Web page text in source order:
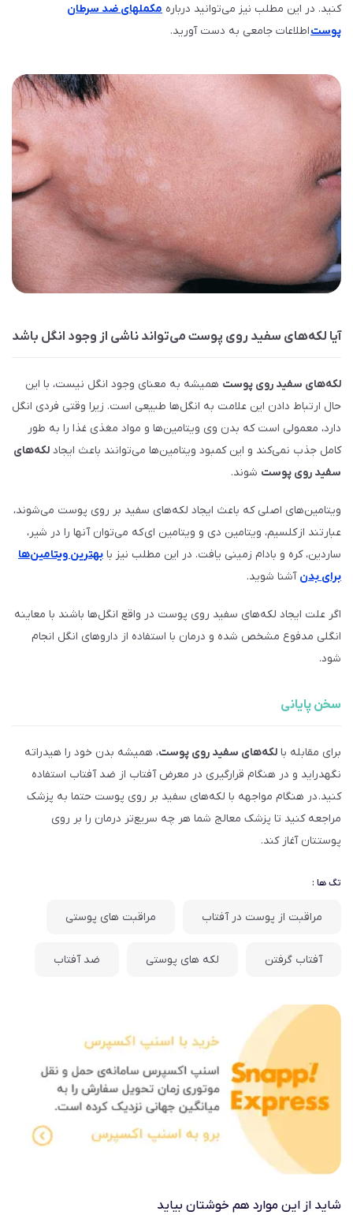
کنید. در این مطلب نیز می‌توانید درباره مکملهای ضد سرطان
پوستاطلاعات جامعی به دست آورید.
آیا لکه‌های سفید روی پوست می‌تواند ناشی از وجود انگل باشد
لکه‌های سفید روی پوست همیشه به معنای وجود انگل‌ نیست، با این
حال ارتباط دادن این علامت به انگل‌ها طبیعی است. زیرا وقتی فردی انگل
دارد، معمولی است که بدن وی ویتامین‌ها و مواد مغذی غذا را به طور
کامل جذب نمی‌کند و این کمبود ویتامین‌ها می‌توانند باعث ایجاد لکه‌های
سفید روی پوست شوند.
ویتامین‌های اصلی که باعث ایجاد لکه‌های سفید بر روی پوست می‌شوند،
عبارتند از کلسیم‌، ویتامین دی و ویتامین ای که می‌توان آنها را در شیر،
ساردین، ​​کره و بادام زمینی یافت. در این مطلب نیز با بهترین ویتامین‌ها
برای بدن آشنا شوید.
اگر علت ایجاد لکه‌های سفید روی پوست در واقع انگل‌ها باشند با معاینه
انگلی مدفوع مشخص شده و درمان با استفاده از داروهای انگل انجام
شود.
سخن پایانی
برای مقابله با لکه‌های سفید روی پوست، همیشه بدن خود را هیدراته
نگهدراید و در هنگام قرارگیری در معرض آفتاب از ضد آفتاب استفاده
کنید. در هنگام مواجهه با لکه‌های سفید بر روی پوست حتما به پزشک
مراجعه کنید تا پزشک معالج شما هر چه سریع‌تر درمان را بر روی
پوستتان آغاز کند.
تگ ها :
مراقبت از پوست در آفتاب مراقبت های پوستی
آفتاب گرفتن لکه های پوستی ضد آفتاب
شاید از این موارد هم خوشتان بیاید